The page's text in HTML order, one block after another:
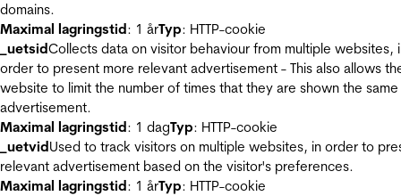
domains.
Maximal lagringstid: 1 årTyp: HTTP-cookie
_uetsidCollects data on visitor behaviour from multiple websites,
order to present more relevant advertisement - This also allows
website to limit the number of times that they are shown the same
advertisement.
Maximal lagringstid: 1 dagTyp: HTTP-cookie
_uetvidUsed to track visitors on multiple websites, in order to
relevant advertisement based on the visitor's preferences.
Maximal lagringstid: 1 årTyp: HTTP-cookie